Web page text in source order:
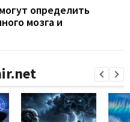
определить
мозга и